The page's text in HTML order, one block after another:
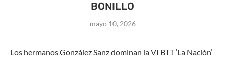
BONILLO
mayo 10, 2026
Los hermanos González Sanz dominan la VI BTT ‘La Nación’